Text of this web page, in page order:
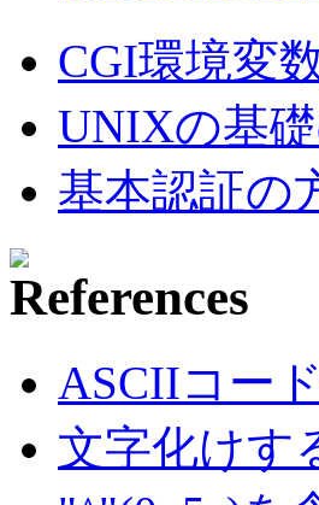
CGI環境変
UNIXの基
基本認証の
ASCIIコー
文字化けす